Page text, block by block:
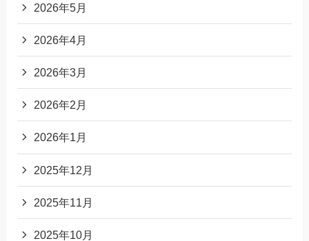
2026年5月
2026年4月
2026年3月
2026年2月
2026年1月
2025年12月
2025年11月
2025年10月